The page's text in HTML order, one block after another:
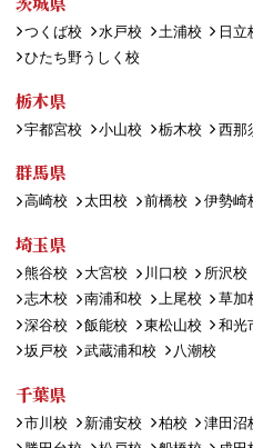
つくば校 水戸校 土浦校 日立
ひたち野うしく校
栃木県
宇都宮校 小山校 栃木校 西那
群馬県
高崎校 太田校 前橋校 伊勢崎
埼玉県
熊谷校 大宮校 川口校 所沢校
志木校
南浦和校 上尾校 草加
深谷校
飯能校 東松山校 和光
坂戸校
武蔵浦和校 八潮校
千葉県
市川校 新浦安校 柏校 津田沼